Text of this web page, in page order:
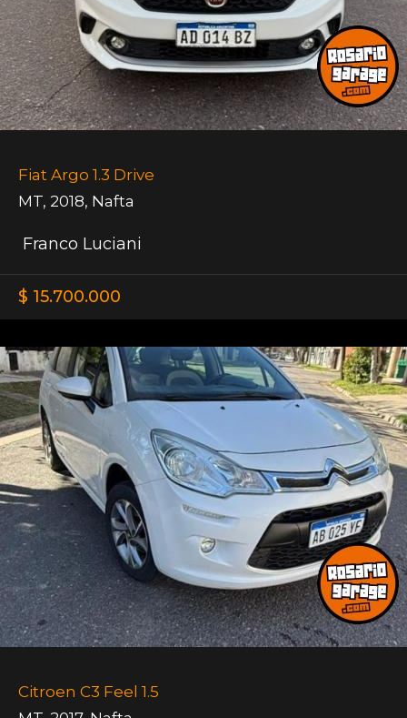
Fiat Argo 1.3 Drive
MT, 2018, Nafta
Franco Luciani
$ 15.700.000
Citroen C3 Feel 1.5